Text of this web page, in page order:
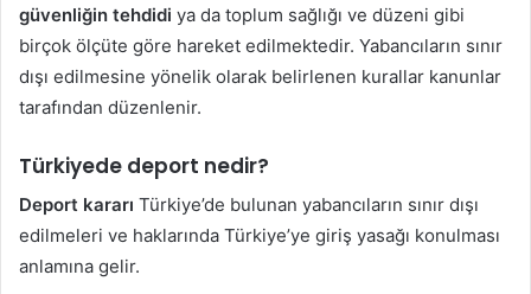
güvenliğin tehdidi ya da toplum sağlığı ve düzeni gibi
birçok ölçüte göre hareket edilmektedir. Yabancıların sınır
dışı edilmesine yönelik olarak belirlenen kurallar kanunlar
tarafından düzenlenir.
Türkiyede deport nedir?
Deport kararı Türkiye’de bulunan yabancıların sınır dışı
edilmeleri ve haklarında Türkiye’ye giriş yasağı konulması
anlamına gelir.